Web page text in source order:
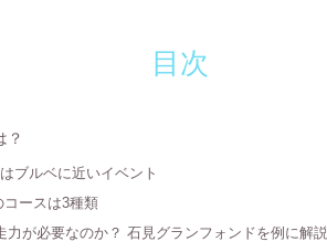
目次
？
ブルベに近いイベント
ースは3種類
力が必要なのか？ 石見グランフォンドを例に解説